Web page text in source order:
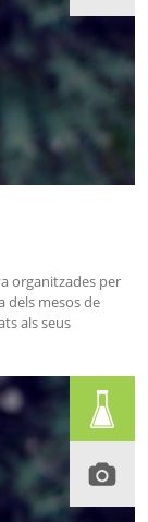
organitzades per
dels mesos de
als seus